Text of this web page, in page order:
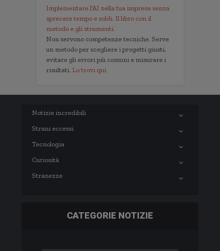
Implementare l'AI nella tua impresa senza
sprecare tempo e soldi. Il libro con il
metodo e gli strumenti.
Non servono competenze tecniche. Serve
un metodo per scegliere i progetti giusti,
evitare gli errori più comuni e misurare i
risultati. Lo trovi qui.
Notizie incredibili
Strani eccessi
Tecnologia
Curiosità
Stranezze
CATEGORIE NOTIZIE